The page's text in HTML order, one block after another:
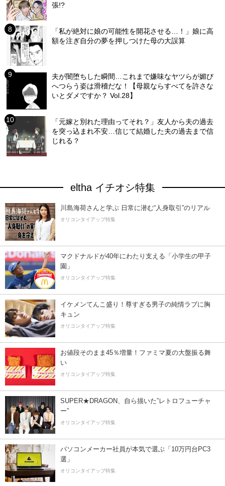
張!?
「私が絶対に娘の可能性を開花させる…！」娘に高
額を注ぎ自分の夢を押しつけた母の大誤算
夫が闇堕ちした瞬間…これまで嫌味なヤツらが媚び
へつらう姿は滑稽だな！【母親ならすべてを許さな
いとダメですか？ Vol.28】
「元嫁と別れた理由ってそれ？」友人から夫の過去
を突っ込まれ不安…信じて結婚した夫の過去まで信
じれる？
eltha イチオシ特集
川島海荷さんと学ぶ 日常に潜む“人身取引”のリアル
オリコンタイアップ特集
マクドナルドが40年にわたり支える「小学生の甲子
園」
オリコンタイアップ特集
イケメンてんこ盛り！尊すぎる男子の純情ラブに胸
キュン
オリコンタイアップ特集
お値段そのまま45％増量！ファミマ夏の大盤振る舞
い
オリコンタイアップ特集
SUPER★DRAGON、自ら描いた”レトロフューチャ
ー”
オリコンタイアップ特集
パソコンメーカー社員が本気で選ぶ「10万円台PC3
選」
オリコンタイアップ特集